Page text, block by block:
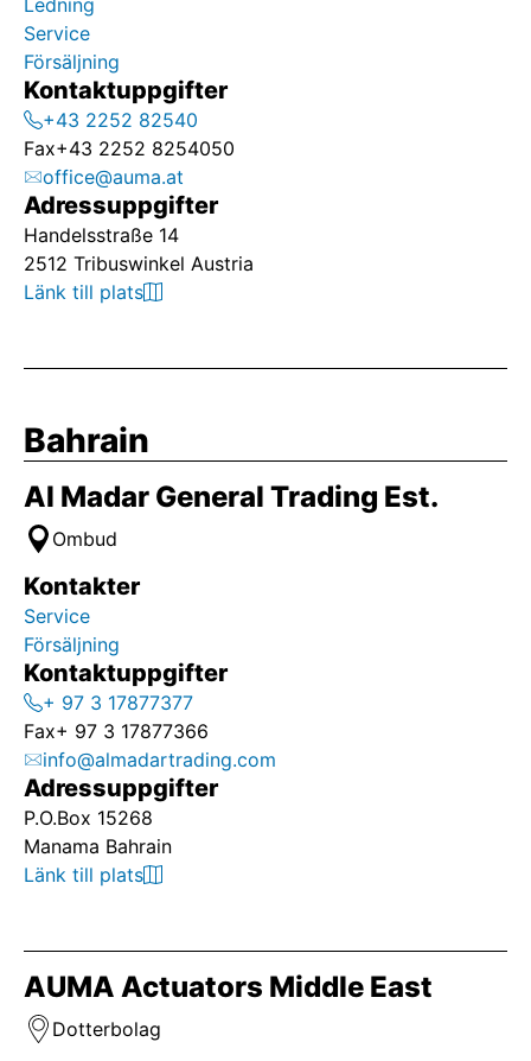
Ledning
Service
Försäljning
Kontaktuppgifter
+43 2252 82540
Fax+43 2252 8254050
office@auma.at
Adressuppgifter
Handelsstraße 14
2512 Tribuswinkel Austria
Länk till plats
Bahrain
Al Madar General Trading Est.
Ombud
Kontakter
Service
Försäljning
Kontaktuppgifter
+ 97 3 17877377
Fax+ 97 3 17877366
info@almadartrading.com
Adressuppgifter
P.O.Box 15268
Manama Bahrain
Länk till plats
AUMA Actuators Middle East
Dotterbolag